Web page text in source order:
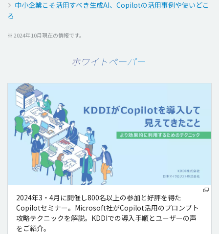
中小企業こそ活用すべき生成AI、Copilotの活用事例や使いどこ
ろ
※ 2024年10月現在の情報です。
ホワイトペーパー
2024年3・4月に開催し800名以上の参加と好評を得た
Copilotセミナー。Microsoft社がCopilot活用のプロンプト
攻略テクニックを解説。KDDIでの導入手順とユーザーの声
をご紹介。